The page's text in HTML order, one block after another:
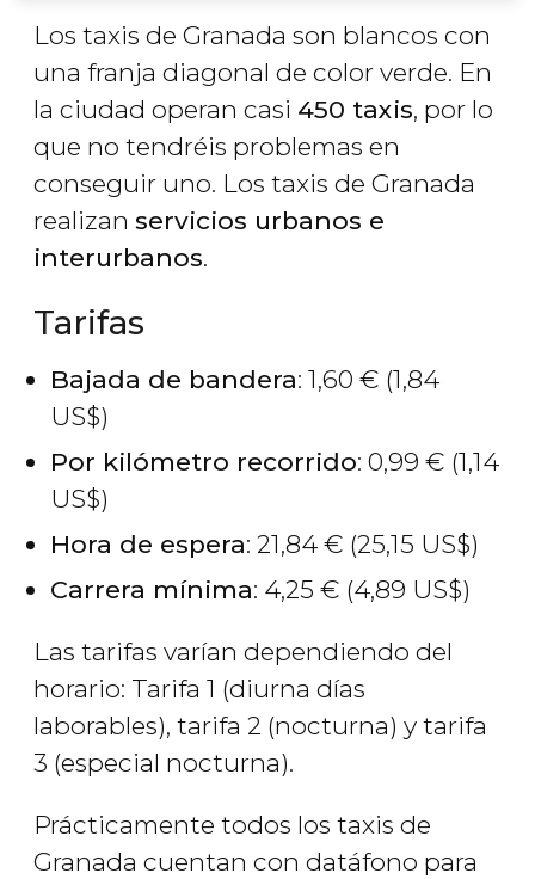
Los taxis de Granada son blancos con
una franja diagonal de color verde. En
la ciudad operan casi 450 taxis, por lo
que no tendréis problemas en
conseguir uno. Los taxis de Granada
realizan servicios urbanos e
interurbanos.
Tarifas
Bajada de bandera: 1,60 € (1,84
US$)
Por kilómetro recorrido: 0,99 € (1,14
US$)
Hora de espera: 21,84 € (25,15 US$)
Carrera mínima: 4,25 € (4,89 US$)
Las tarifas varían dependiendo del
horario: Tarifa 1 (diurna días
laborables), tarifa 2 (nocturna) y tarifa
3 (especial nocturna).
Prácticamente todos los taxis de
Granada cuentan con datáfono para